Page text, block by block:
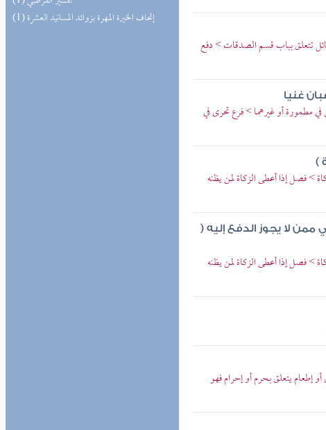
(1) إتحاف الخيرة المهرة بزوائد المسانيد العشرة
تتعلق بباب قسم الصدقات > دفع
غنيا
مطمورة أو غيرهما > فرع تحرى في
)
> فصل إذا أعطى الزكاة لمن يظنه
ممن لا يجوز الدفع إليه (
> فصل إذا أعطى الزكاة لمن يظنه
يتعلق بحرم أو إحرام فهو